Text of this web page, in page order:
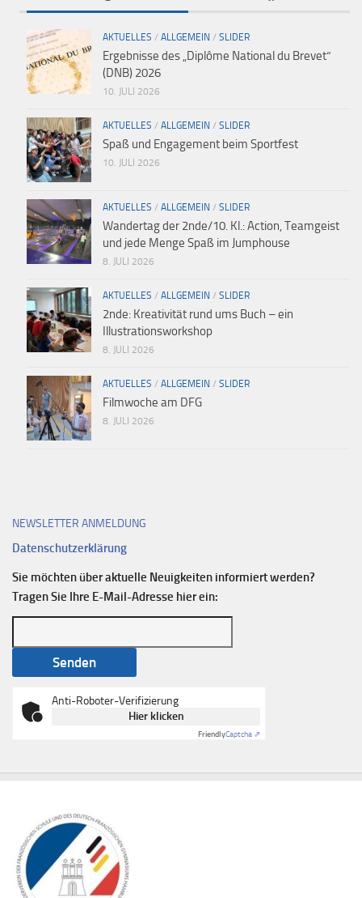
AKTUELLES / ALLGEMEIN / SLIDER
Ergebnisse des „Diplôme National du Brevet“
(DNB) 2026
10. JULI 2026
AKTUELLES / ALLGEMEIN / SLIDER
Spaß und Engagement beim Sportfest
10. JULI 2026
AKTUELLES / ALLGEMEIN / SLIDER
Wandertag der 2nde/10. Kl.: Action, Teamgeist
und jede Menge Spaß im Jumphouse
8. JULI 2026
AKTUELLES / ALLGEMEIN / SLIDER
2nde: Kreativität rund ums Buch – ein
Illustrationsworkshop
8. JULI 2026
AKTUELLES / ALLGEMEIN / SLIDER
Filmwoche am DFG
8. JULI 2026
NEWSLETTER ANMELDUNG
Datenschutzerklärung
Sie möchten über aktuelle Neuigkeiten informiert werden?
Tragen Sie Ihre E-Mail-Adresse hier ein:
Anti-Roboter-Verifizierung
Hier klicken
FriendlyCaptcha ⇗